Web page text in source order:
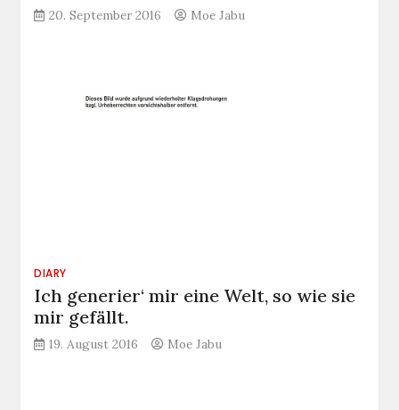
20. September 2016 Moe Jabu
DIARY
Ich generier‘ mir eine Welt, so wie sie
mir gefällt.
19. August 2016 Moe Jabu